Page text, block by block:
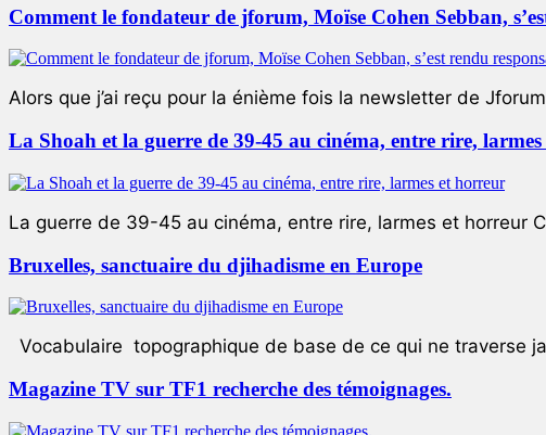
Comment le fondateur de jforum, Moïse Cohen Sebban,
Alors que j’ai reçu pour la énième fois la newsletter de
La Shoah et la guerre de 39-45 au cinéma, entre rire,
La guerre de 39-45 au cinéma, entre rire, larmes et horreur
Bruxelles, sanctuaire du djihadisme en Europe
Vocabulaire topographique de base de ce qui ne traverse
Magazine TV sur TF1 recherche des témoignages.